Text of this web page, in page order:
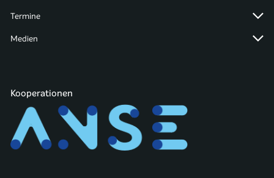
Termine
Medien
Kooperationen